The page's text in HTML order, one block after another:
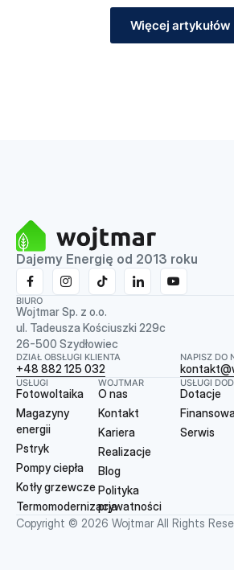
Więcej artykułów
Dajemy Energię od 2013 roku
BIURO
Wojtmar Sp. z o.o.
ul. Tadeusza Kościuszki 229c
26-500 Szydłowiec
DZIAŁ OBSŁUGI KLIENTA
+48 882 125 032
NAPISZ DO
USŁUGI
Fotowoltaika
Magazyny
energii
Pstryk
Pompy ciepła
Kotły grzewcze
Termomodernizacja
WOJTMAR
O nas
Kontakt
Kariera
Realizacje
Blog
Polityka
prywatności
USŁUGI
Dotacje
Serwis
Copyright © 2026 Wojtmar All Rights